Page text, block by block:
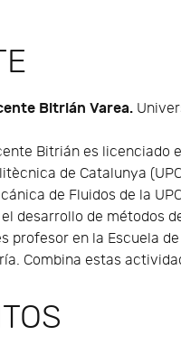
Bitrián Varea.
Bitrián es licenciado
de Catalunya
de Fluidos de la
desarrollo de métodos
profesor en la Escuela
Combina estas